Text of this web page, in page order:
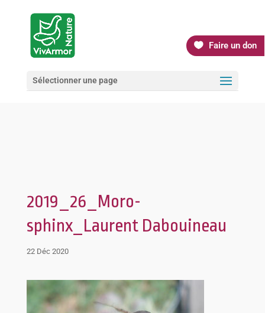
Faire un don
Sélectionner une page
2019_26_Moro-
sphinx_Laurent Dabouineau
22 Déc 2020